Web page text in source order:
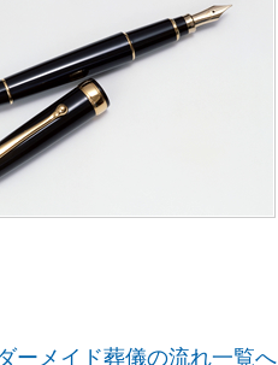
ーメイド葬儀の流れ一覧へ